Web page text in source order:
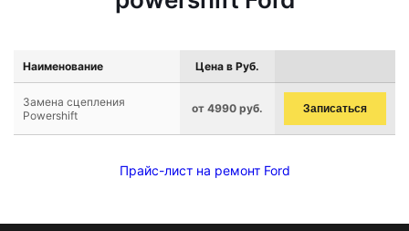
Наименование Цена в Руб.
Замена сцепления
Powershift
от 4990 руб. Записаться
Прайс-лист на ремонт Ford